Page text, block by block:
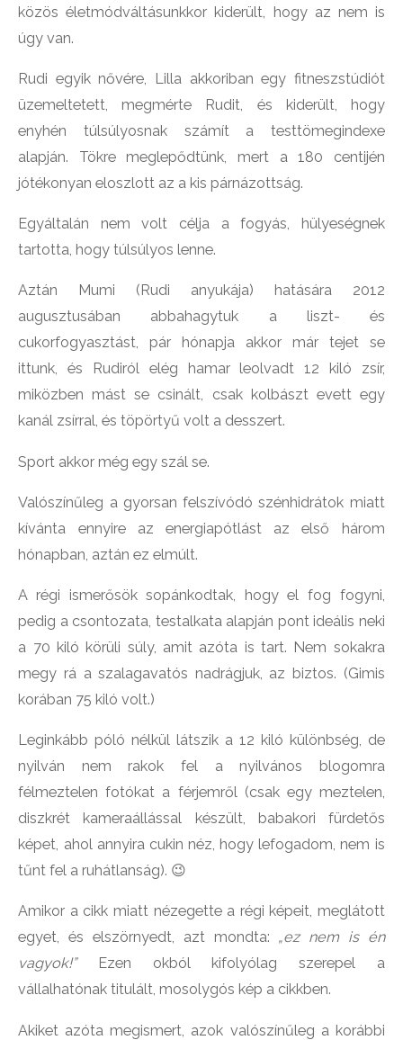
közös életmódváltásunkkor kiderült, hogy az nem is
úgy van.
Rudi egyik nővére, Lilla akkoriban egy fitneszstúdiót
üzemeltetett, megmérte Rudit, és kiderült, hogy
enyhén túlsúlyosnak számít a testtömegindexe
alapján. Tökre meglepődtünk, mert a 180 centijén
jótékonyan eloszlott az a kis párnázottság.
Egyáltalán nem volt célja a fogyás, hülyeségnek
tartotta, hogy túlsúlyos lenne.
Aztán Mumi (Rudi anyukája) hatására 2012
augusztusában abbahagytuk a liszt- és
cukorfogyasztást, pár hónapja akkor már tejet se
ittunk, és Rudiról elég hamar leolvadt 12 kiló zsír,
miközben mást se csinált, csak kolbászt evett egy
kanál zsírral, és töpörtyű volt a desszert.
Sport akkor még egy szál se.
Valószínűleg a gyorsan felszívódó szénhidrátok miatt
kívánta ennyire az energiapótlást az első három
hónapban, aztán ez elmúlt.
A régi ismerősök sopánkodtak, hogy el fog fogyni,
pedig a csontozata, testalkata alapján pont ideális neki
a 70 kiló körüli súly, amit azóta is tart. Nem sokakra
megy rá a szalagavatós nadrágjuk, az biztos. (Gimis
korában 75 kiló volt.)
Leginkább póló nélkül látszik a 12 kiló különbség, de
nyilván nem rakok fel a nyilvános blogomra
félmeztelen fotókat a férjemről (csak egy meztelen,
diszkrét kameraállással készült, babakori fürdetős
képet, ahol annyira cukin néz, hogy lefogadom, nem is
tűnt fel a ruhátlanság). 😉
Amikor a cikk miatt nézegette a régi képeit, meglátott
egyet, és elszörnyedt, azt mondta: „ez nem is én
vagyok!”Ezen okból kifolyólag szerepel a
vállalhatónak titulált, mosolygós kép a cikkben.
Akiket azóta megismert, azok valószínűleg a korábbi